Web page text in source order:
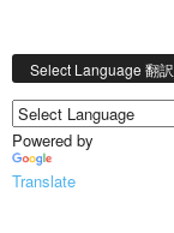
Select Language 翻訳
Powered by
Translate